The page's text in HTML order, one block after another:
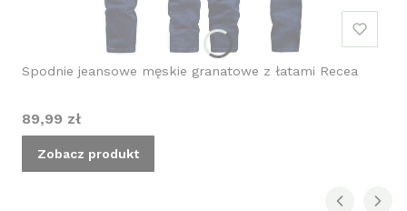
Spodnie jeansowe męskie granatowe z łatami Recea
Cena
89,99 zł
Zobacz produkt